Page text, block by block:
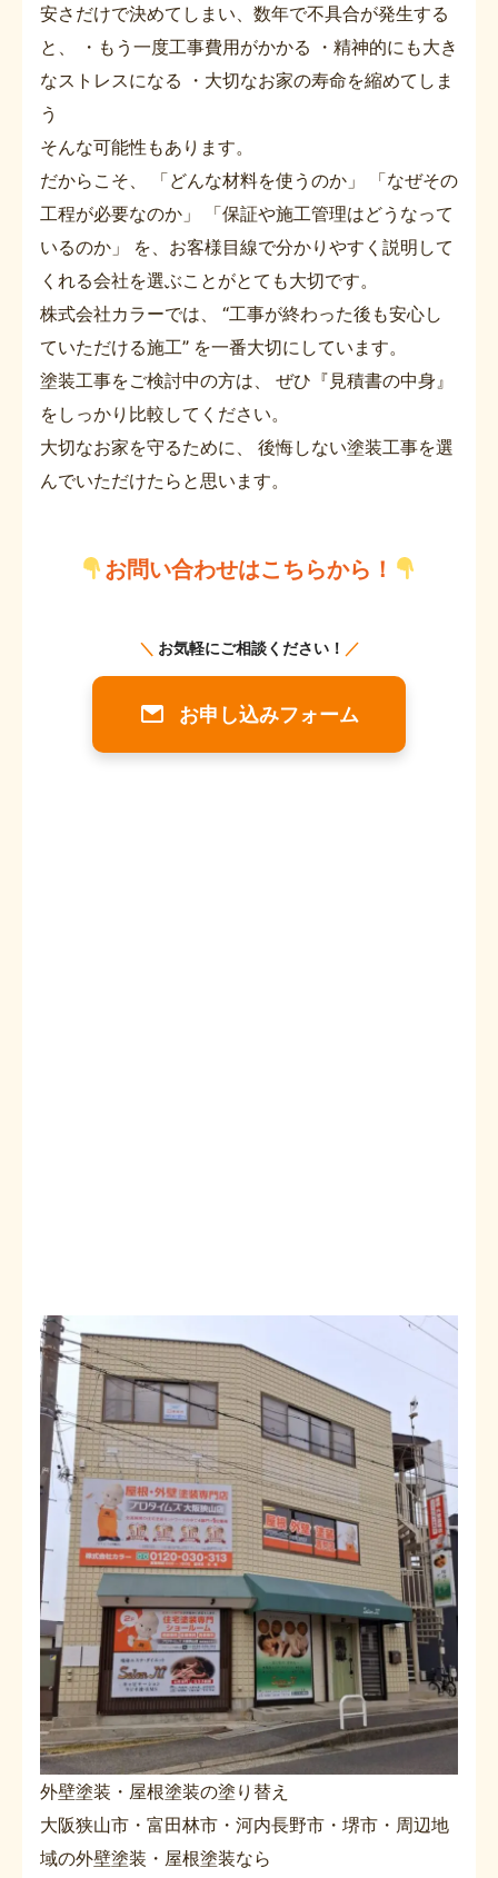
安さだけで決めてしまい、数年で不具合が発生する
と、 ・もう一度工事費用がかかる ・精神的にも大き
なストレスになる ・大切なお家の寿命を縮めてしま
う
そんな可能性もあります。
だからこそ、 「どんな材料を使うのか」 「なぜその
工程が必要なのか」 「保証や施工管理はどうなって
いるのか」 を、お客様目線で分かりやすく説明して
くれる会社を選ぶことがとても大切です。
株式会社カラーでは、 “工事が終わった後も安心し
ていただける施工” を一番大切にしています。
塗装工事をご検討中の方は、 ぜひ『見積書の中身』
をしっかり比較してください。
大切なお家を守るために、 後悔しない塗装工事を選
んでいただけたらと思います。
お問い合わせはこちらから！
お申し込みフォーム
外壁塗装・屋根塗装の塗り替え
大阪狭山市・富田林市・河内長野市・堺市・周辺地
域の外壁塗装・屋根塗装なら